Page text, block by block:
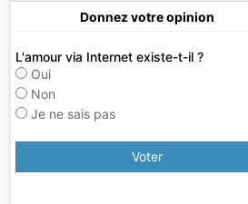
Donnez votre opinion
L'amour via Internet existe-t-il ?
Oui
Non
Je ne sais pas
Voter